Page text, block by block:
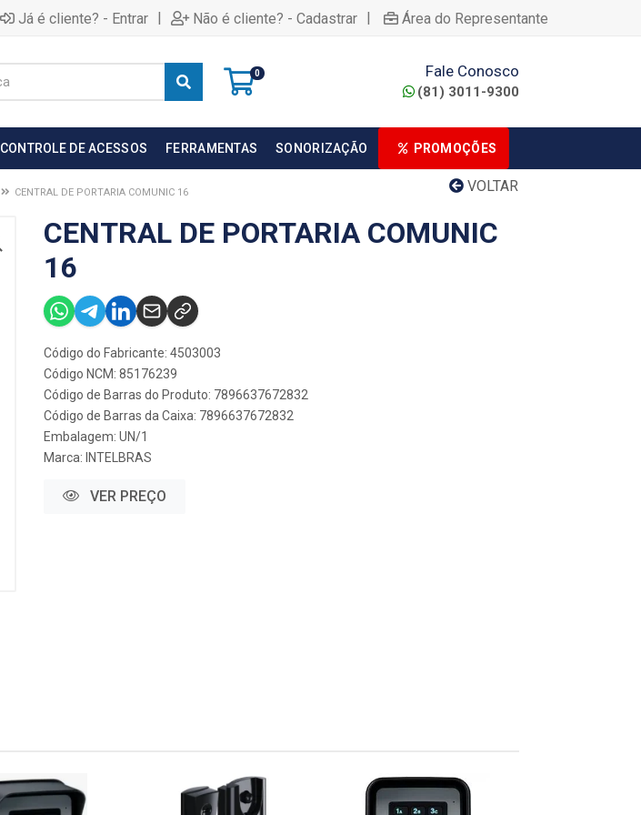
Já é cliente? - Entrar | Não é cliente? - Cadastrar | Área do Representante
0 Fale Conosco
(81) 3011-9300
CONTROLE DE ACESSOS FERRAMENTAS SONORIZAÇÃO PROMOÇÕES
VOLTAR
CENTRAL DE PORTARIA COMUNIC 16
CENTRAL DE PORTARIA COMUNIC
16
Código do Fabricante: 4503003
Código NCM: 85176239
Código de Barras do Produto: 7896637672832
Código de Barras da Caixa: 7896637672832
Embalagem: UN/1
Marca: INTELBRAS
VER PREÇO